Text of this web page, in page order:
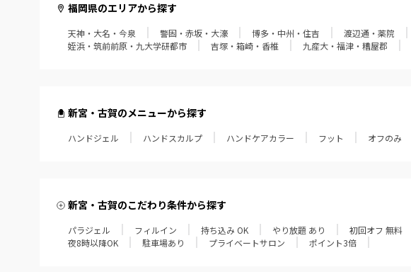
福岡県のエリアから探す
天神・大名・今泉 警固・赤坂・大濠 博多・中州・住吉 渡辺通・薬院
姪浜・筑前前原・九大学研都市
吉塚・箱崎・香椎 九産大・福津・糟屋郡
新宮・古賀のメニューから探す
ハンドジェル ハンドスカルプ ハンドケアカラー フット オフのみ
新宮・古賀のこだわり条件から探す
パラジェル フィルイン 持ち込み OK やり放題 あり 初回オフ 無料
夜8時以降OK
駐車場あり プライベートサロン ポイント3倍